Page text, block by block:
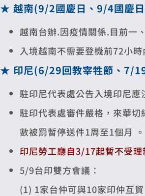
★ 越南(9/2國慶日 、 9/4國慶
越南台辦.因疫情關係.目前一
入境越南不需要登機前72小
★ 印尼(6/29回教宰牲節、7/
駐印尼代表處公告入境印尼應
駐印代表處審件嚴格，來華
數被罰暫停送件1周至1個月 。
印尼勞工廳自3/17起暫不受
5/9台印雙方會議：
(1) 1家台仲可與10家印仲互